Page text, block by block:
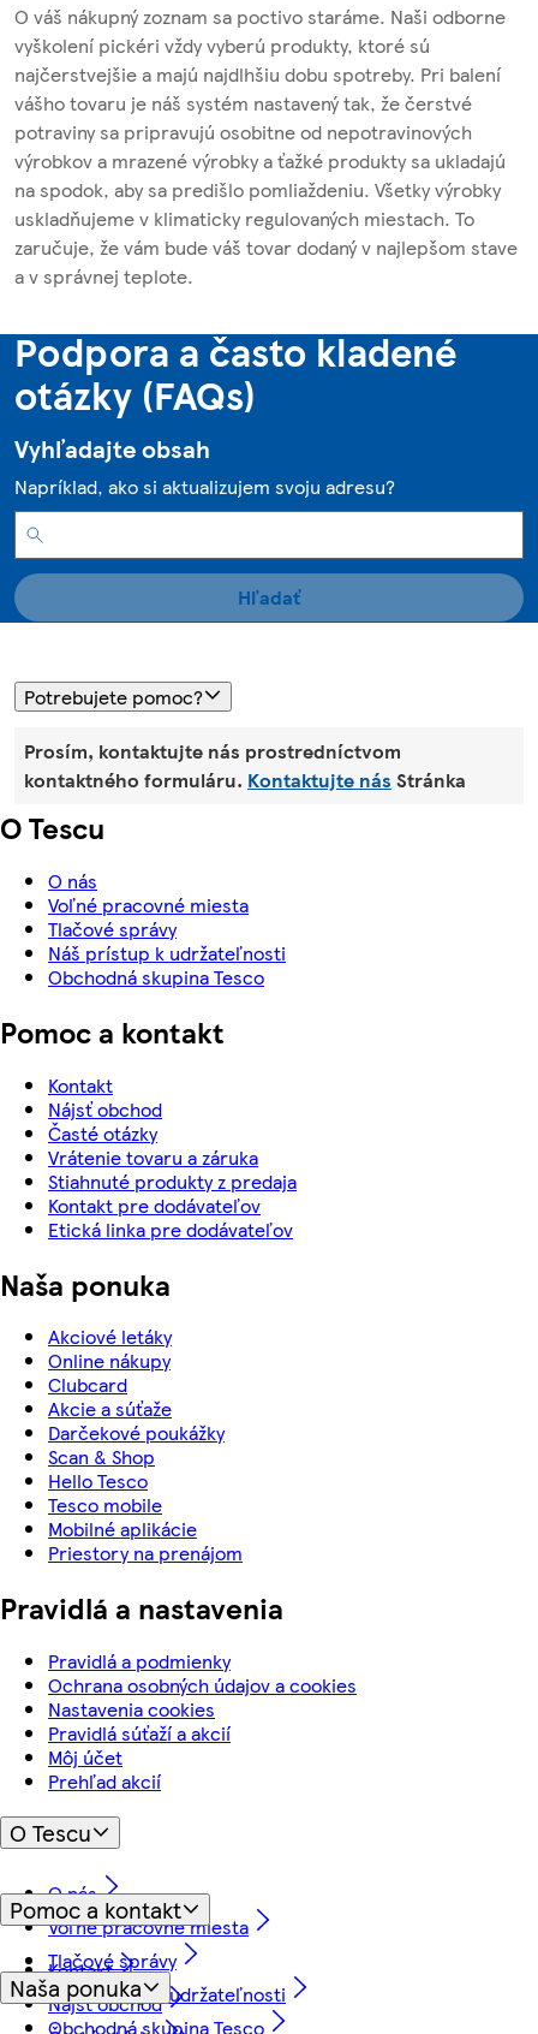
O váš nákupný zoznam sa poctivo staráme. Naši odborne
vyškolení pickéri vždy vyberú produkty, ktoré sú
najčerstvejšie a majú najdlhšiu dobu spotreby. Pri balení
vášho tovaru je náš systém nastavený tak, že čerstvé
potraviny sa pripravujú osobitne od nepotravinových
výrobkov a mrazené výrobky a ťažké produkty sa ukladajú
na spodok, aby sa predišlo pomliaždeniu. Všetky výrobky
uskladňujeme v klimaticky regulovaných miestach. To
zaručuje, že vám bude váš tovar dodaný v najlepšom stave
a v správnej teplote.
Podpora a často kladené
otázky (FAQs)
Vyhľadajte obsah
Napríklad, ako si aktualizujem svoju adresu?
Hľadať
Potrebujete pomoc?
Prosím, kontaktujte nás prostredníctvom
kontaktného formuláru. Kontaktujte nás Stránka
O Tescu
O nás
Voľné pracovné miesta
Tlačové správy
Náš prístup k udržateľnosti
Obchodná skupina Tesco
Pomoc a kontakt
Kontakt
Nájsť obchod
Časté otázky
Vrátenie tovaru a záruka
Stiahnuté produkty z predaja
Kontakt pre dodávateľov
Etická linka pre dodávateľov
Naša ponuka
Akciové letáky
Online nákupy
Clubcard
Akcie a súťaže
Darčekové poukážky
Scan & Shop
Hello Tesco
Tesco mobile
Mobilné aplikácie
Priestory na prenájom
Pravidlá a nastavenia
Pravidlá a podmienky
Ochrana osobných údajov a cookies
Nastavenia cookies
Pravidlá súťaží a akcií
Môj účet
Prehľad akcií
O Tescu
O nás
Voľné pracovné miesta
Tlačové správy
Náš prístup k udržateľnosti
Obchodná skupina Tesco
Pomoc a kontakt
Kontakt
Nájsť obchod
Naša ponuka